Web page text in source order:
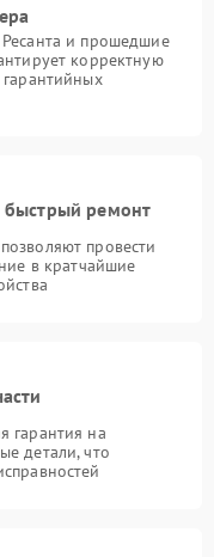
и прошедшие
корректную
быстрый ремонт
провести
в кратчайшие
гарантия на
детали, что